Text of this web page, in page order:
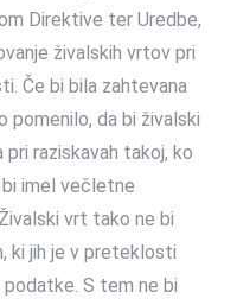
Direktive ter Uredbe,
živalskih vrtov pri
Če bi bila zahtevana
pomenilo, da bi živalski
raziskavah takoj, ko
imel večletne
vrt tako ne bi
ki jih je v preteklosti
S tem ne bi